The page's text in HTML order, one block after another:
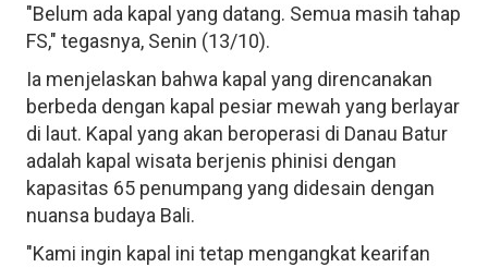
"Belum ada kapal yang datang. Semua masih tahap
FS," tegasnya, Senin (13/10).
Ia menjelaskan bahwa kapal yang direncanakan
berbeda dengan kapal pesiar mewah yang berlayar
di laut. Kapal yang akan beroperasi di Danau Batur
adalah kapal wisata berjenis phinisi dengan
kapasitas 65 penumpang yang didesain dengan
nuansa budaya Bali.
"Kami ingin kapal ini tetap mengangkat kearifan